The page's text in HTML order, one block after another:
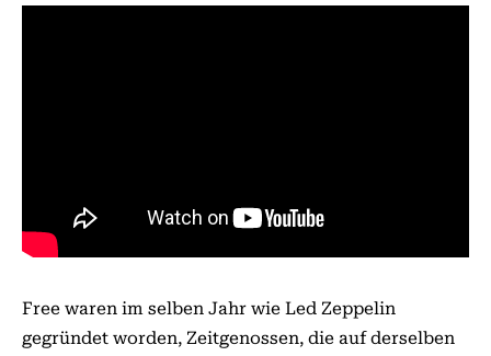
Free waren im selben Jahr wie Led Zeppelin
gegründet worden, Zeitgenossen, die auf derselben